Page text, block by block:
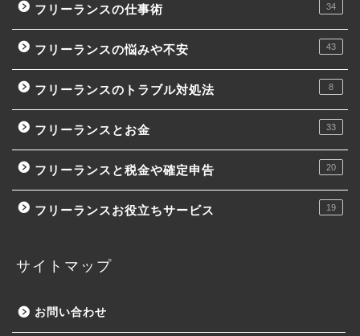
フリーランスの仕事術 34
フリーランスの悩みや不安 43
フリーランスのトラブル対処法 8
フリーランスとお金 33
フリーランスと税金や確定申告 20
フリーランスお役立ちサービス 19
サイトマップ
お問い合わせ